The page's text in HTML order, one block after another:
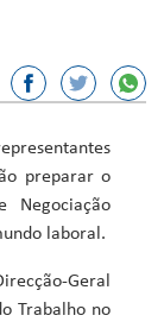
preparar o
Negociação
laboral.
Geral
Trabalho no